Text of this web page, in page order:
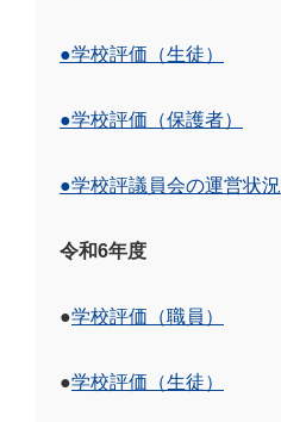
●学校評価（生徒）
●学校評価（保護者）
●学校評議員会の運営状況
令和6年度
●学校評価（職員）
●学校評価（生徒）